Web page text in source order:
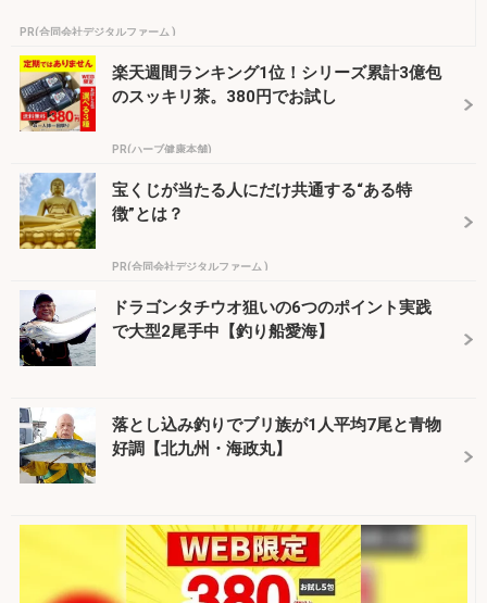
PR(合同会社デジタルファーム )
楽天週間ランキング1位！シリーズ累計3億包
のスッキリ茶。380円でお試し
PR(ハーブ健康本舗)
宝くじが当たる人にだけ共通する“ある特
徴”とは？
PR(合同会社デジタルファーム )
ドラゴンタチウオ狙いの6つのポイント実践
で大型2尾手中【釣り船愛海】
落とし込み釣りでブリ族が1人平均7尾と青物
好調【北九州・海政丸】